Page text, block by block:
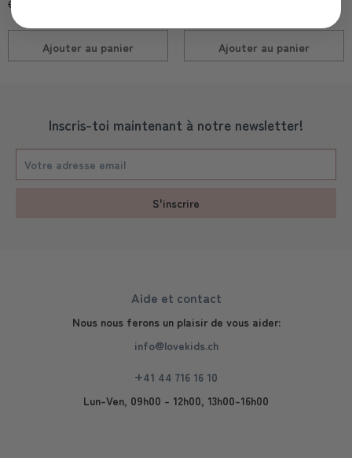
CHF 13,50
Ajouter au panier Ajouter au panier
Inscris-toi maintenant à notre newsletter!
S'inscrire
Aide et contact
Nous nous ferons un plaisir de vous aider:
info@lovekids.ch
+41 44 716 16 10
Lun-Ven, 09h00 - 12h00, 13h00-16h00